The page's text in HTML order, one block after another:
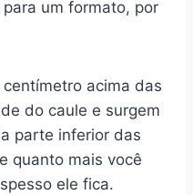
um formato, por
acima das
do caule e surgem
parte inferior das
quanto mais você
ele fica.